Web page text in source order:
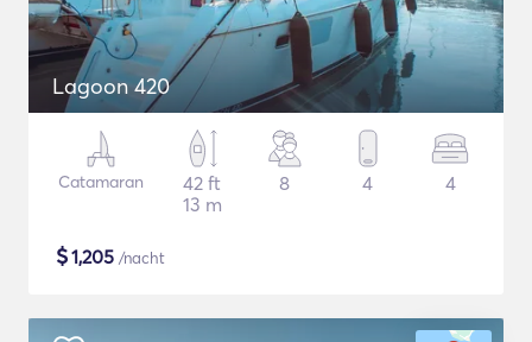
Lagoon 420
Catamaran
42 ft
13 m
8 4 4
$1,205 /nacht